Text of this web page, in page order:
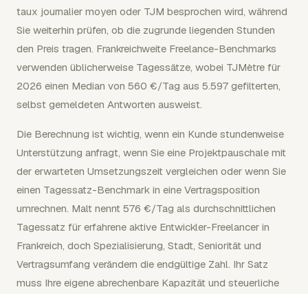
taux journalier moyen oder TJM besprochen wird, während
Sie weiterhin prüfen, ob die zugrunde liegenden Stunden
den Preis tragen. Frankreichweite Freelance-Benchmarks
verwenden üblicherweise Tagessätze, wobei TJMètre für
2026 einen Median von 560 €/Tag aus 5.597 gefilterten,
selbst gemeldeten Antworten ausweist.
Die Berechnung ist wichtig, wenn ein Kunde stundenweise
Unterstützung anfragt, wenn Sie eine Projektpauschale mit
der erwarteten Umsetzungszeit vergleichen oder wenn Sie
einen Tagessatz-Benchmark in eine Vertragsposition
umrechnen. Malt nennt 576 €/Tag als durchschnittlichen
Tagessatz für erfahrene aktive Entwickler-Freelancer in
Frankreich, doch Spezialisierung, Stadt, Seniorität und
Vertragsumfang verändern die endgültige Zahl. Ihr Satz
muss Ihre eigene abrechenbare Kapazität und steuerliche